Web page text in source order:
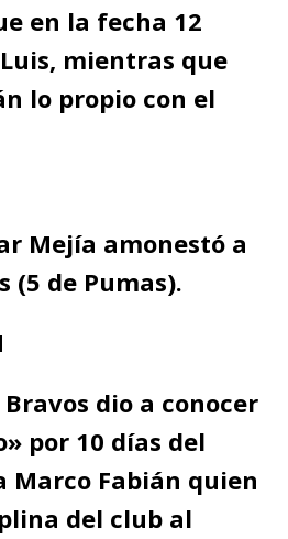
en la fecha 12
mientras que
lo propio con el
Mejía amonestó a
(5 de Pumas).
dio a conocer
por 10 días del
Marco Fabián quien
del club al